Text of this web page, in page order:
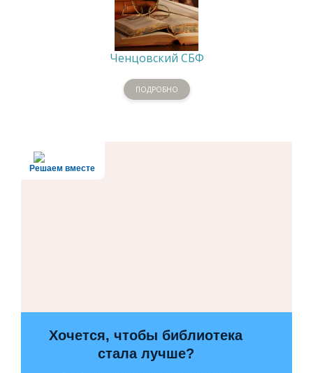
Ченцовский СБФ
ПОДРОБНО
Решаем вместе
Хочется, чтобы библиотека
стала лучше?